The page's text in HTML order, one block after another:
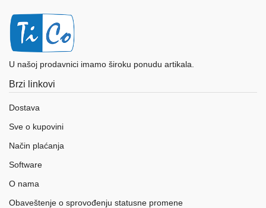
U našoj prodavnici imamo široku ponudu artikala.
Brzi linkovi
Dostava
Sve o kupovini
Način plaćanja
Software
O nama
Obaveštenje o sprovođenju statusne promene